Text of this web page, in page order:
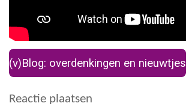
(v)Blog: overdenkingen en nieuwtjes
Reactie plaatsen